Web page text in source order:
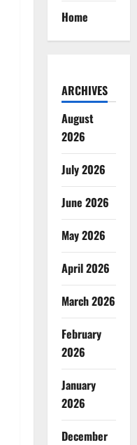
Home
ARCHIVES
August
2026
July 2026
June 2026
May 2026
April 2026
March 2026
February
2026
January
2026
December